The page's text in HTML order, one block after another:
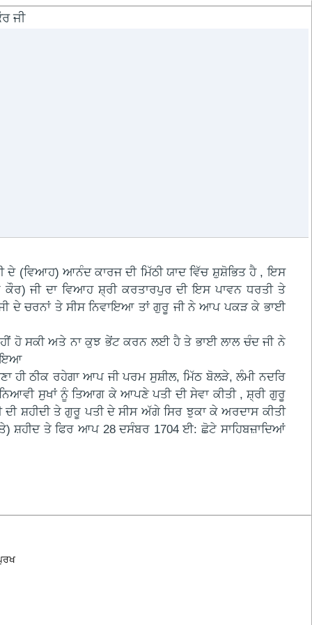
ਜੀ
ਦੇ (ਵਿਆਹ) ਆਨੰਦ ਕਾਰਜ ਦੀ ਮਿੱਠੀ ਯਾਦ ਵਿੱਚ ਸ਼ੁਸ਼ੋਭਿਤ ਹੈ , ਇਸ
ਜੀ ਦਾ ਵਿਆਹ ਸ਼੍ਰੀ ਕਰਤਾਰਪੁਰ ਦੀ ਇਸ ਪਾਵਨ ਧਰਤੀ ਤੇ
ਦੇ ਚਰਨਾਂ ਤੇ ਸੀਸ ਨਿਵਾਇਆ ਤਾਂ ਗੁਰੂ ਜੀ ਨੇ ਆਪ ਪਕੜ ਕੇ ਭਾਈ
ਹੋ ਸਕੀ ਅਤੇ ਨਾ ਕੁਝ ਭੇਂਟ ਕਰਨ ਲਈ ਹੈ ਤੇ ਭਾਈ ਲਾਲ ਚੰਦ ਜੀ ਨੇ
ਹੀ ਠੀਕ ਰਹੇਗਾ ਆਪ ਜੀ ਪਰਮ ਸੁਸ਼ੀਲ, ਮਿੱਠ ਬੋਲੜੇ, ਲੰਮੀ ਨਦਰਿ
ਸੁਖਾਂ ਨੂੰ ਤਿਆਗ ਕੇ ਆਪਣੇ ਪਤੀ ਦੀ ਸੇਵਾ ਕੀਤੀ , ਸ਼੍ਰੀ ਗੁਰੂ
ਸ਼ਹੀਦੀ ਤੇ ਗੁਰੂ ਪਤੀ ਦੇ ਸੀਸ ਅੱਗੇ ਸਿਰ ਝੁਕਾ ਕੇ ਅਰਦਾਸ ਕੀਤੀ
ਸ਼ਹੀਦ ਤੇ ਫਿਰ ਆਪ 28 ਦਸੰਬਰ 1704 ਈ: ਛੋਟੇ ਸਾਹਿਬਜ਼ਾਦਿਆਂ